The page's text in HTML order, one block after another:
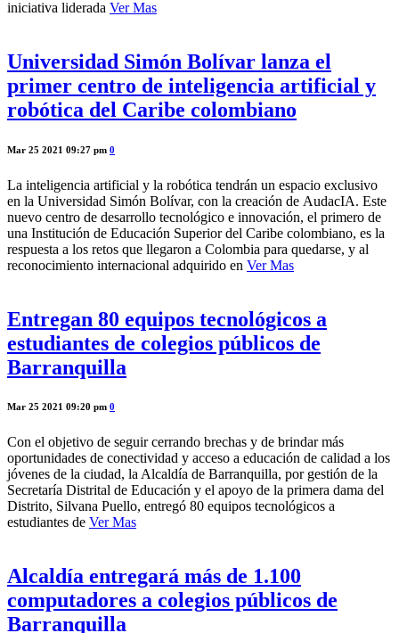
iniciativa liderada Ver Mas
Universidad Simón Bolívar lanza el
primer centro de inteligencia artificial y
robótica del Caribe colombiano
Mar 25 2021 09:27 pm 0
La inteligencia artificial y la robótica tendrán un espacio exclusivo
en la Universidad Simón Bolívar, con la creación de AudacIA. Este
nuevo centro de desarrollo tecnológico e innovación, el primero de
una Institución de Educación Superior del Caribe colombiano, es la
respuesta a los retos que llegaron a Colombia para quedarse, y al
reconocimiento internacional adquirido en Ver Mas
Entregan 80 equipos tecnológicos a
estudiantes de colegios públicos de
Barranquilla
Mar 25 2021 09:20 pm 0
Con el objetivo de seguir cerrando brechas y de brindar más
oportunidades de conectividad y acceso a educación de calidad a los
jóvenes de la ciudad, la Alcaldía de Barranquilla, por gestión de la
Secretaría Distrital de Educación y el apoyo de la primera dama del
Distrito, Silvana Puello, entregó 80 equipos tecnológicos a
estudiantes de Ver Mas
Alcaldía entregará más de 1.100
computadores a colegios públicos de
Barranquilla